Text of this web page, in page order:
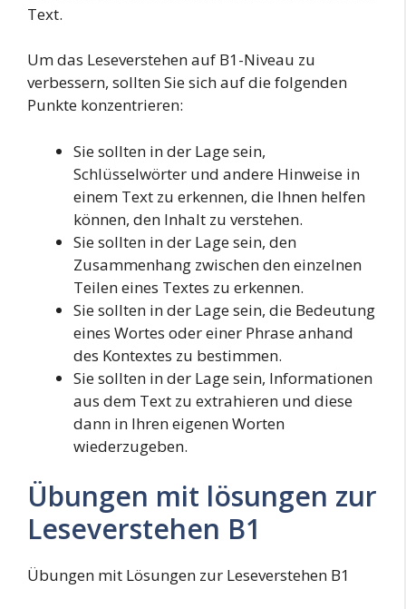
Text.
Um das Leseverstehen auf B1-Niveau zu
verbessern, sollten Sie sich auf die folgenden
Punkte konzentrieren:
Sie sollten in der Lage sein,
Schlüsselwörter und andere Hinweise in
einem Text zu erkennen, die Ihnen helfen
können, den Inhalt zu verstehen.
Sie sollten in der Lage sein, den
Zusammenhang zwischen den einzelnen
Teilen eines Textes zu erkennen.
Sie sollten in der Lage sein, die Bedeutung
eines Wortes oder einer Phrase anhand
des Kontextes zu bestimmen.
Sie sollten in der Lage sein, Informationen
aus dem Text zu extrahieren und diese
dann in Ihren eigenen Worten
wiederzugeben.
Übungen mit lösungen zur
Leseverstehen B1
Übungen mit Lösungen zur Leseverstehen B1